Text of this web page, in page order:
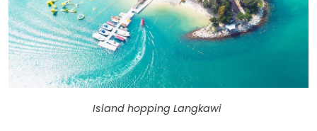
Island hopping Langkawi